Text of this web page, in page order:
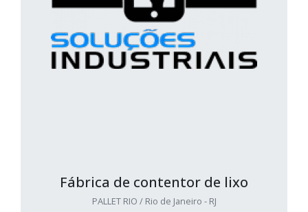
Fábrica de contentor de lixo
PALLET RIO / Rio de Janeiro - RJ